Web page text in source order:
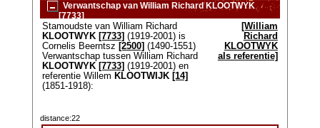
Verwantschap van William Richard KLOOTWYK
[7733]
Stamoudste van William Richard
KLOOTWYK [7733] (1919-2001) is
Cornelis Beerntsz [2500] (1490-1551)
Verwantschap tussen William Richard
KLOOTWYK [7733] (1919-2001) en
referentie Willem KLOOTWIJK [14]
(1851-1918):
[William
Richard
KLOOTWYK
als referentie]
distance:22